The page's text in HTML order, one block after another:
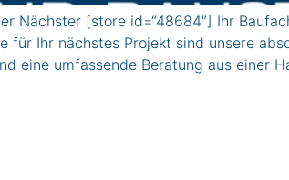
Nächster [store id=“48684″] Ihr
für Ihr nächstes Projekt sind unsere
eine umfassende Beratung aus einer